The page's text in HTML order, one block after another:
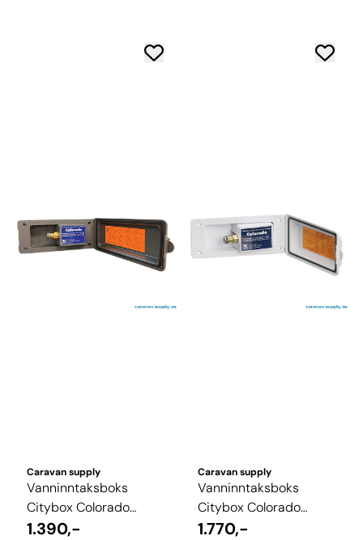
Caravan supply
Vanninntaksboks
Citybox Colorado
10/0,7/1,1bar ...
1.390,-
Caravan supply
Vanninntaksboks
Citybox Colorado
12/0,7/1,1bar ...
1.770,-